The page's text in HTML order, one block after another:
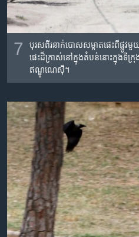
7
បុរស​ពីរ​នាក់​បោស​សម្អាត​ផេះ​ពី​ផ្លូវ​មួ
ផេះ​ដ៏ក្រាស់​នៅ​ក្នុង​តំបន់​នោះ​ក្នុង​ទីក្
ឥណ្ឌូណេស៊ី។​